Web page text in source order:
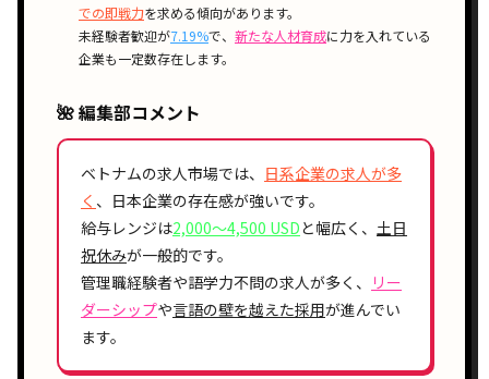
での即戦力を求める傾向があります。
未経験者歓迎が7.19%で、 新たな人材育成に力を入れている
企業も一定数存在します。
🌺 編集部コメント
ベトナムの求人市場では、 日系企業の求人が多
く 、日本企業の存在感が強いです。
給与レンジは2,000〜4,500 USDと幅広く、 土日
祝休みが一般的です。
管理職経験者や語学力不問の求人が多く、
リー
ダーシップや言語の壁を越えた採用が進んでい
ます。